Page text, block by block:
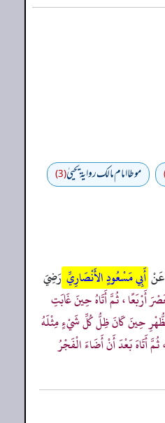
موطا امام مالك رواية يحييٰ(3)
أَبِي مَسْعُودٍ الأَنْصَارِيِّ رَضِيَ
أَرْبَعًا ، ثُمَّ أَتَاهُ حِينَ غَابَتِ
حِينَ كَانَ ظِلُّ كُلِّ شَيْءٍ مِثْلَهُ
أَتَاهَ بَعْدَ أَنْ أَضَاءَ الْفَجْرُ